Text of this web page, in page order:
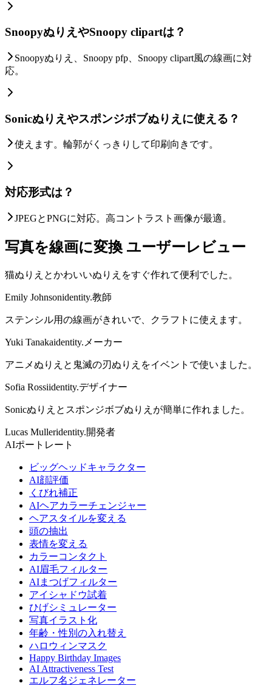
SnoopyぬりえやSnoopy clipartは？
Snoopyぬりえ、Snoopy pfp、Snoopy clipart風の線画に対
応。
Sonicぬりえやスポンジボブぬりえに使える？
使えます。輪郭がくっきりして印刷向きです。
対応形式は？
JPEGとPNGに対応。高コントラスト画像が最適。
写真を線画に変換 ユーザーレビュー
猫ぬりえとかわいいぬりえをすぐ作れて便利でした。
Emily Johnsonidentity.教師
ステンシル用の線画がきれいで、クラフトに使えます。
Yuki Tanakaidentity.メーカー
アニメぬりえと鬼滅の刃ぬりえをイベントで使いました。
Sofia Rossiidentity.デザイナー
Sonicぬりえとスポンジボブぬりえが簡単に作れました。
Lucas Mulleridentity.開発者
AIポートレート
ビッグヘッドキャラクター
AI顔評価
くびれ補正
AIヘアカラーチェンジャー
ヘアスタイルを変える
頭の抽出
表情を変える
カラーコンタクト
AI眉毛フィルター
AIまつげフィルター
アイシャドウ試着
ひげシミュレーター
写真イラスト化
年齢・性別の入れ替え
ハロウィンマスク
Happy Birthday Images
AI Attractiveness Test
エルフ名ジェネレーター